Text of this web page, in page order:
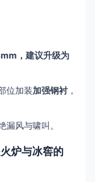
，建议升级为
位加装加强钢衬，
风与啸叫。
炉与冰窖的